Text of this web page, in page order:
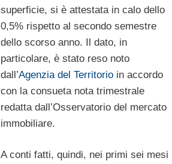
superficie, si è attestata in calo dello
0,5% rispetto al secondo semestre
dello scorso anno. Il dato, in
particolare, è stato reso noto
dall’Agenzia del Territorioin accordo
con la consueta nota trimestrale
redatta dall’Osservatorio del mercato
immobiliare.
A conti fatti, quindi, nei primi sei mesi